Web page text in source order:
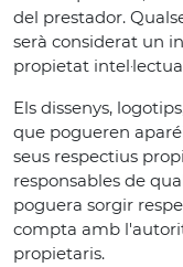
del prestador.
serà considerat un
propietat
Els dissenys,
que pogueren
seus respectius
responsables de
poguera sorgir
compta amb
propietaris.